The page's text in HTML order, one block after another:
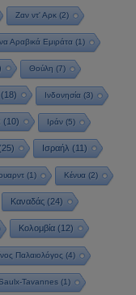
Ζαν ντ' Αρκ (2)
Αραβικά Εμιράτα(1)
Θούλη (7)
Ινδονησία(3)
(10) Ιράν (5)
Ισραήλ (11)
(1) Κένυα(2)
Καναδάς(24)
Κολομβία (12)
Παλαιολόγος (4)
Tavannes(1)